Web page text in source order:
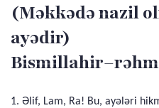
(Məkkədə nazil
ayədir)
1. Əlif, Lam, Ra! Bu, ayələri